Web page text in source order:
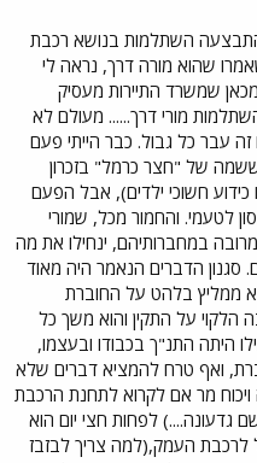
התבצעה השתלמות בנושא רכבת
שהוא מורה דרך, נראה לי
שמשרד התיירות מעסיק
מורי דרך...... מעולם לא
עבר כל גבול. כבר הייתי פעם
של "חצר כרמל" בזכרון
חשוכי ילדים), אבל הפעם
לטעמי. והחמור מכל, שמורי
במחברותיהם, ינחילו את מה
סגנון הדברים הנאמר היה מאוד
ממליץ בלהט על החוברת
על התקין והוא משך כל
היתה התנ"ך בכבודו ובעצמו,
ואף טרח להמציא דברים שלא
מר אם לקרוא לתחנת הרכבת
גדעונה....) לפחות חצי יום הוא
לרכבת העמק,(למה צריך לבזבז